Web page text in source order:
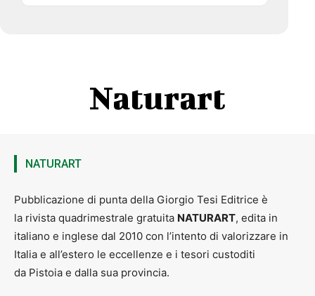
Naturart
NATURART
Pubblicazione di punta della Giorgio Tesi Editrice è
la rivista quadrimestrale gratuita NATURART, edita in
italiano e inglese dal 2010 con l’intento di valorizzare in
Italia e all’estero le eccellenze e i tesori custoditi
da Pistoia e dalla sua provincia.